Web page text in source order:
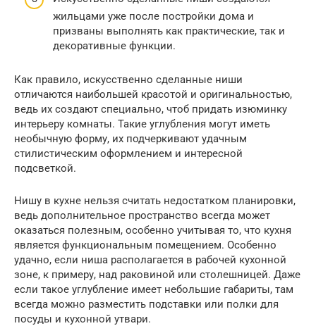
жильцами уже после постройки дома и
призваны выполнять как практические, так и
декоративные функции.
Как правило, искусственно сделанные ниши
отличаются наибольшей красотой и оригинальностью,
ведь их создают специально, чтоб придать изюминку
интерьеру комнаты. Такие углубления могут иметь
необычную форму, их подчеркивают удачным
стилистическим оформлением и интересной
подсветкой.
Нишу в кухне нельзя считать недостатком планировки,
ведь дополнительное пространство всегда может
оказаться полезным, особенно учитывая то, что кухня
является функциональным помещением. Особенно
удачно, если ниша располагается в рабочей кухонной
зоне, к примеру, над раковиной или столешницей. Даже
если такое углубление имеет небольшие габариты, там
всегда можно разместить подставки или полки для
посуды и кухонной утвари.